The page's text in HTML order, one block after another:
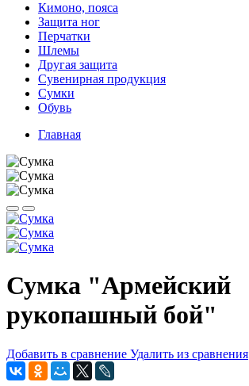
Кимоно, пояса
Защита ног
Перчатки
Шлемы
Другая защита
Сувенирная продукция
Сумки
Обувь
Главная
Сумка "Армейский
рукопашный бой"
Добавить в сравнение Удалить из сравнения